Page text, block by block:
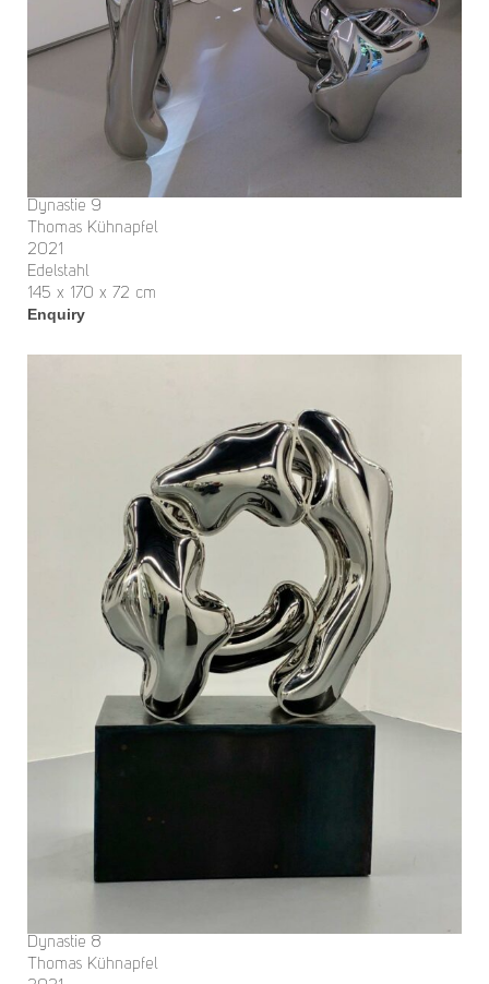
Dynastie 9
Thomas Kühnapfel
2021
Edelstahl
145 x 170 x 72 cm
Enquiry
Dynastie 8
Thomas Kühnapfel